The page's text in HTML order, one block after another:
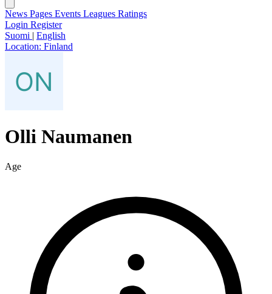
News Pages Events Leagues Ratings
Login Register
Suomi | English
Location: Finland
Olli Naumanen
Age